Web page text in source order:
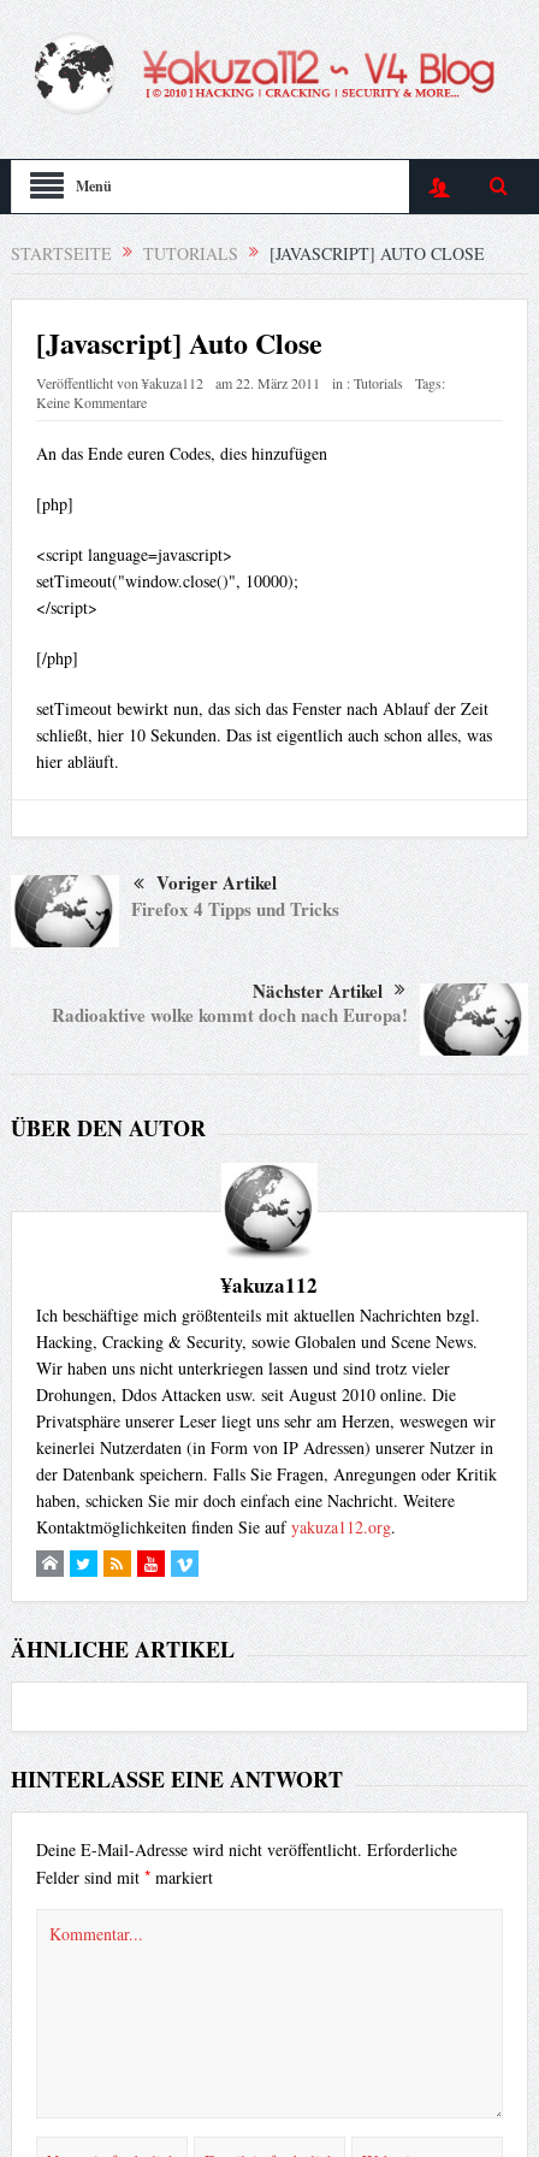
Menü
STARTSEITE TUTORIALS [JAVASCRIPT] AUTO CLOSE
[Javascript] Auto Close
Veröffentlicht von¥akuza112 am22. März 2011 in :Tutorials
Tags:
Keine Kommentare
An das Ende euren Codes, dies hinzufügen
[php]
<script language=javascript>
setTimeout("window.close()", 10000);
</script>
[/php]
setTimeout bewirkt nun, das sich das Fenster nach Ablauf der Zeit
schließt, hier 10 Sekunden. Das ist eigentlich auch schon alles, was
hier abläuft.
Voriger Artikel
Firefox 4 Tipps und Tricks
Nächster Artikel
Radioaktive wolke kommt doch nach Europa!
ÜBER DEN AUTOR
¥akuza112
Ich beschäftige mich größtenteils mit aktuellen Nachrichten bzgl.
Hacking, Cracking & Security, sowie Globalen und Scene News.
Wir haben uns nicht unterkriegen lassen und sind trotz vieler
Drohungen, Ddos Attacken usw. seit August 2010 online. Die
Privatsphäre unserer Leser liegt uns sehr am Herzen, weswegen wir
keinerlei Nutzerdaten (in Form von IP Adressen) unserer Nutzer in
der Datenbank speichern. Falls Sie Fragen, Anregungen oder Kritik
haben, schicken Sie mir doch einfach eine Nachricht. Weitere
Kontaktmöglichkeiten finden Sie aufyakuza112.org.
ÄHNLICHE ARTIKEL
HINTERLASSE EINE ANTWORT
Deine E-Mail-Adresse wird nicht veröffentlicht. Erforderliche
Felder sind mit *markiert